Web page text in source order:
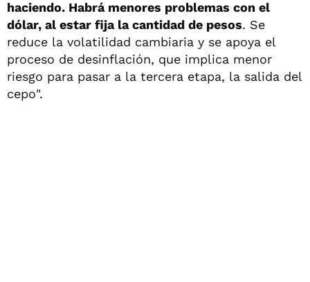
haciendo. Habrá menores problemas con el
dólar, al estar fija la cantidad de pesos. Se
reduce la volatilidad cambiaria y se apoya el
proceso de desinflación, que implica menor
riesgo para pasar a la tercera etapa, la salida del
cepo".